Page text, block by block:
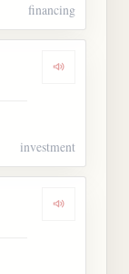
financing
Dengarkan
investment
Dengarkan